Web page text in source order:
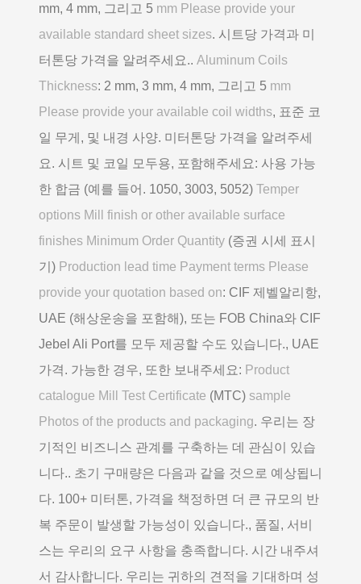
mm, 4 mm, 그리고 5 mm Please provide your
available standard sheet sizes. 시트당 가격과 미
터톤당 가격을 알려주세요.. Aluminum Coils
Thickness: 2 mm, 3 mm, 4 mm, 그리고 5 mm
Please provide your available coil widths, 표준 코
일 무게, 및 내경 사양. 미터톤당 가격을 알려주세
요. 시트 및 코일 모두용, 포함해주세요: 사용 가능
한 합금 (예를 들어. 1050, 3003, 5052) Temper
options Mill finish or other available surface
finishes Minimum Order Quantity (증권 시세 표시
기) Production lead time Payment terms Please
provide your quotation based on: CIF 제벨알리항,
UAE (해상운송을 포함해), 또는 FOB China와 CIF
Jebel Ali Port를 모두 제공할 수도 있습니다., UAE
가격. 가능한 경우, 또한 보내주세요: Product
catalogue Mill Test Certificate (MTC) sample
Photos of the products and packaging. 우리는 장
기적인 비즈니스 관계를 구축하는 데 관심이 있습
니다.. 초기 구매량은 다음과 같을 것으로 예상됩니
다. 100+ 미터톤, 가격을 책정하면 더 큰 규모의 반
복 주문이 발생할 가능성이 있습니다., 품질, 서비
스는 우리의 요구 사항을 충족합니다. 시간 내주셔
서 감사합니다. 우리는 귀하의 견적을 기대하며 성